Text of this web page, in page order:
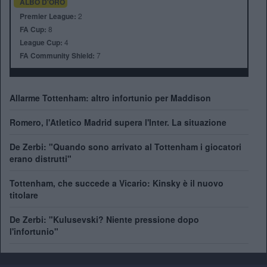
Premier League: 2
FA Cup: 8
League Cup: 4
FA Community Shield: 7
Allarme Tottenham: altro infortunio per Maddison
Romero, l'Atletico Madrid supera l'Inter. La situazione
De Zerbi: "Quando sono arrivato al Tottenham i giocatori
erano distrutti"
Tottenham, che succede a Vicario: Kinsky è il nuovo
titolare
De Zerbi: "Kulusevski? Niente pressione dopo
l'infortunio"